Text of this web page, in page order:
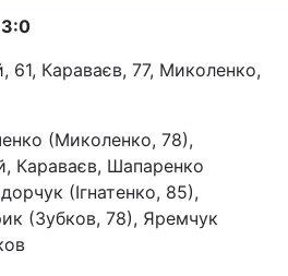
3:0
61, Караваєв, 77, Миколенко,
(Миколенко, 78),
Караваєв, Шапаренко
(Ігнатенко, 85),
(Зубков, 78), Яремчук